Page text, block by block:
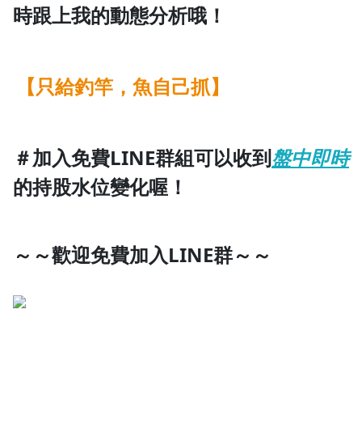
時跟上我的動態分析哦！
【只給釣竿，魚自己抓】
＃加入免費LINE群組可以收到盤中即時
的持股水位變化喔！
～～歡迎免費加入LINE群～～